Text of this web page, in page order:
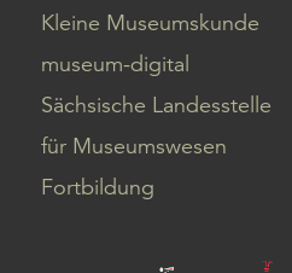
Kleine Museumskunde
museum-digital
Sächsische Landesstelle
für Museumswesen
Fortbildung